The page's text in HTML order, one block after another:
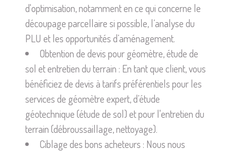
d'optimisation, notamment en ce qui concerne le
découpage parcellaire si possible, l’analyse du
PLU et les opportunités d’aménagement.
Obtention de devis pour géomètre, étude de
sol et entretien du terrain : En tant que client, vous
bénéficiez de devis à tarifs préférentiels pour les
services de géomètre expert, d’étude
géotechnique (étude de sol) et pour l'entretien du
terrain (débroussaillage, nettoyage).
Ciblage des bons acheteurs : Nous nous